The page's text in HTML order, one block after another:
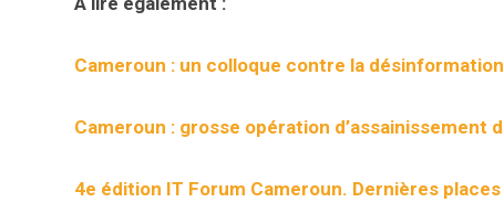
Cameroun : un colloque contre la
Cameroun : grosse opération d’assainissement
4e édition IT Forum Cameroun. Dernières